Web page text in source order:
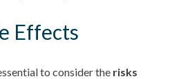
Effects
to consider the risks